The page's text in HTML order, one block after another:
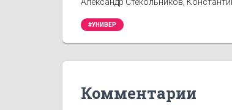
#УНИВЕР
Комментарии